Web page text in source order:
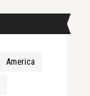
America